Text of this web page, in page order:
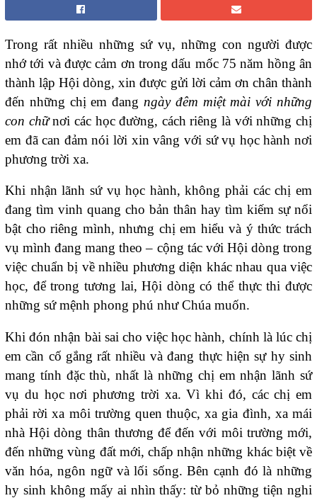
Trong rất nhiều những sứ vụ, những con người được
nhớ tới và được cảm ơn trong dấu mốc 75 năm hồng ân
thành lập Hội dòng, xin được gửi lời cảm ơn chân thành
đến những chị em đang ngày đêm miệt mài với những
con chữnơi các học đường, cách riêng là với những chị
em đã can đảm nói lời xin vâng với sứ vụ học hành nơi
phương trời xa.
Khi nhận lãnh sứ vụ học hành, không phải các chị em
đang tìm vinh quang cho bản thân hay tìm kiếm sự nổi
bật cho riêng mình, nhưng chị em hiểu và ý thức trách
vụ mình đang mang theo – cộng tác với Hội dòng trong
việc chuẩn bị về nhiều phương diện khác nhau qua việc
học, để trong tương lai, Hội dòng có thể thực thi được
những sứ mệnh phong phú như Chúa muốn.
Khi đón nhận bài sai cho việc học hành, chính là lúc chị
em cần cố gắng rất nhiều và đang thực hiện sự hy sinh
mang tính đặc thù, nhất là những chị em nhận lãnh sứ
vụ du học nơi phương trời xa. Vì khi đó, các chị em
phải rời xa môi trường quen thuộc, xa gia đình, xa mái
nhà Hội dòng thân thương để đến với môi trường mới,
đến những vùng đất mới, chấp nhận những khác biệt về
văn hóa, ngôn ngữ và lối sống. Bên cạnh đó là những
hy sinh không mấy ai nhìn thấy: từ bỏ những tiện nghi